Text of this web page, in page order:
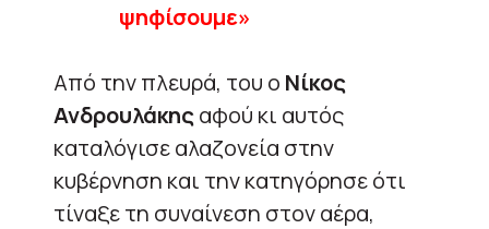
ψηφίσουμε»
Από την πλευρά, του ο Νίκος
Ανδρουλάκηςαφού κι αυτός
καταλόγισε αλαζονεία στην
κυβέρνηση και την κατηγόρησε ότι
τίναξε τη συναίνεση στον αέρα,